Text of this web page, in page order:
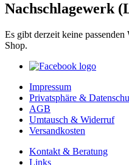
Nachschlagewerk
Es gibt derzeit keine
Shop.
Impressum
Privatsphäre &
AGB
Umtausch & Widerruf
Versandkosten
Kontakt & Beratung
Links